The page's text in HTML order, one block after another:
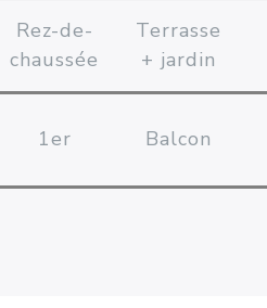
Rez-de-
chaussée
Terrasse
+ jardin
1er Balcon